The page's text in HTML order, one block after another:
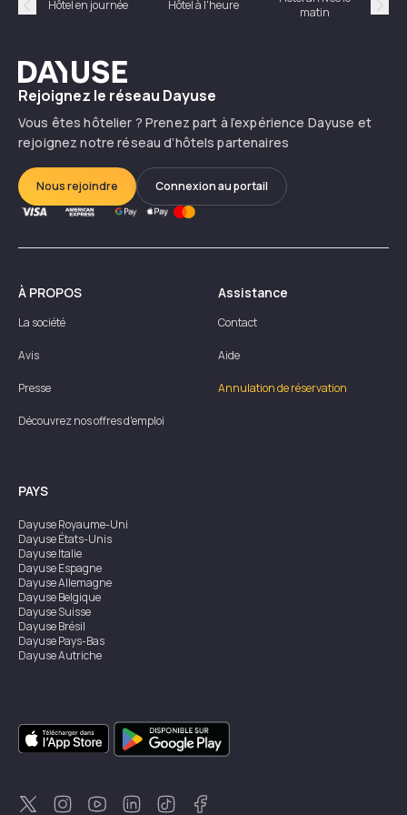
Précédent
Hôtel en journée Hôtel à l'heure
matin
Dayuse
Rejoignez le réseau Dayuse
Vous êtes hôtelier ? Prenez part à l’expérience Dayuse et
rejoignez notre réseau d’hôtels partenaires
Nous rejoindre Connexion au portail
À PROPOS
La société
Avis
Presse
Découvrez nos offres d'emploi
Assistance
Contact
Aide
Annulation de réservation
PAYS
DayuseRoyaume-Uni
DayuseÉtats-Unis
DayuseItalie
DayuseEspagne
DayuseAllemagne
DayuseBelgique
DayuseSuisse
DayuseBrésil
DayusePays-Bas
DayuseAutriche
DayuseSingapour
DayuseSuède
DayuseThaïlande
DayuseNouvelle-Zélande